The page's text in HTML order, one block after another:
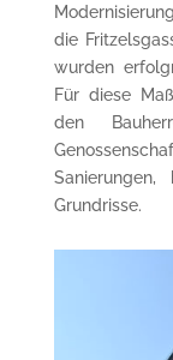
die
wurden
Für diese
den
Grundrisse.